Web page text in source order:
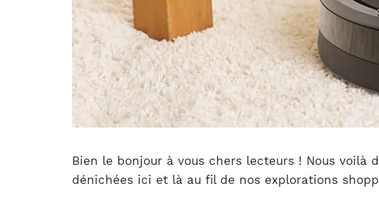
Bien le bonjour à vous chers lecteurs ! Nous
dénichées ici et là au fil de nos explorations